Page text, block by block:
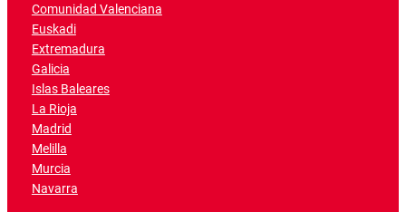
Comunidad Valenciana
Euskadi
Extremadura
Galicia
Islas Baleares
La Rioja
Madrid
Melilla
Murcia
Navarra